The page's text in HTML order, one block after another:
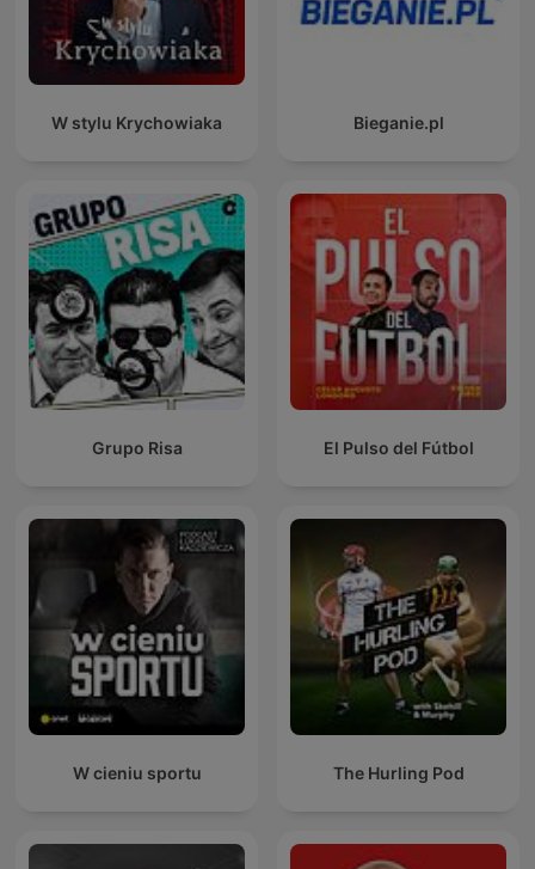
W stylu Krychowiaka Bieganie.pl
Grupo Risa El Pulso del Fútbol
W cieniu sportu The Hurling Pod